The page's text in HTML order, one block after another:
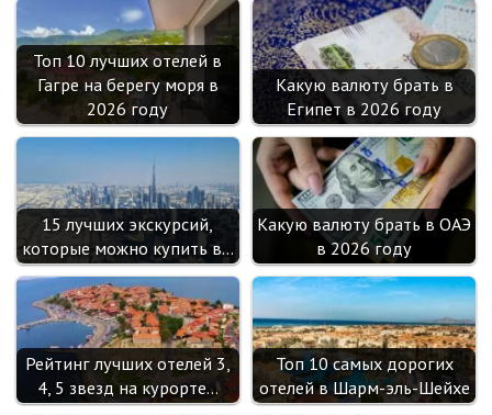
Топ 10 лучших отелей в
Гагре на берегу моря в
2026 году
Какую валюту брать в
Египет в 2026 году
15 лучших экскурсий,
которые можно купить в…
Какую валюту брать в ОАЭ
в 2026 году
Рейтинг лучших отелей 3,
4, 5 звезд на курорте…
Топ 10 самых дорогих
отелей в Шарм-эль-Шейхе